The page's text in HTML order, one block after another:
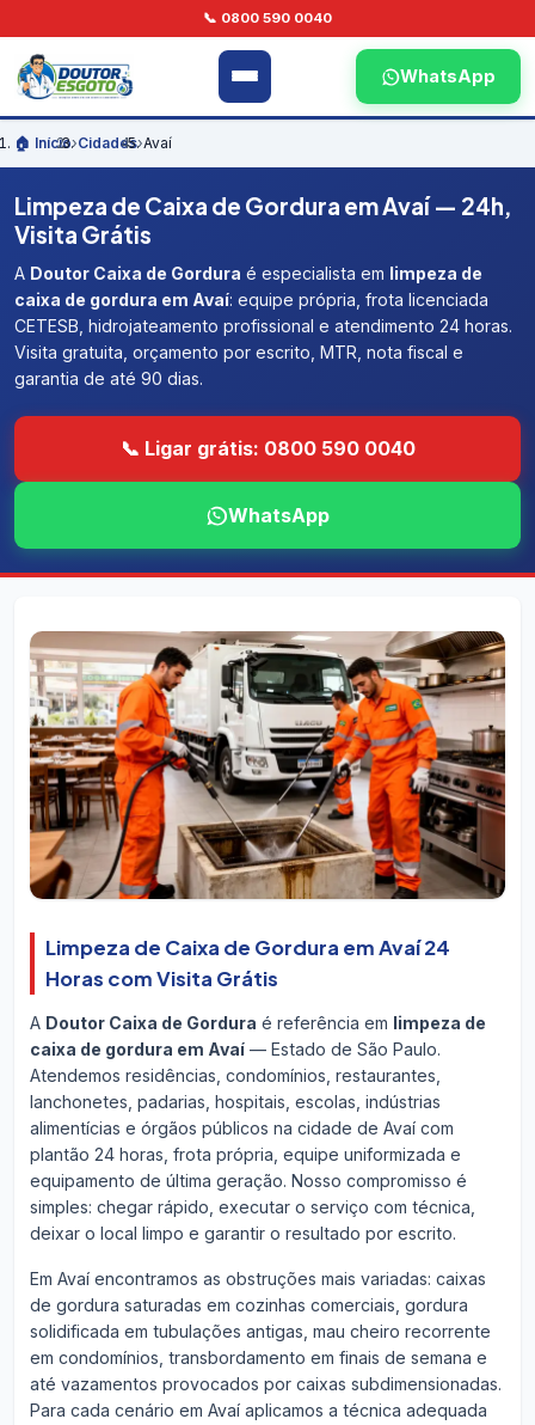
📞 0800 590 0040
WhatsApp
🏠 Início›Cidades›Avaí
Limpeza de Caixa de Gordura em Avaí — 24h,
Visita Grátis
A Doutor Caixa de Gordura é especialista em limpeza de
caixa de gordura em Avaí: equipe própria, frota licenciada
CETESB, hidrojateamento profissional e atendimento 24 horas.
Visita gratuita, orçamento por escrito, MTR, nota fiscal e
garantia de até 90 dias.
📞 Ligar grátis: 0800 590 0040
WhatsApp
Limpeza de Caixa de Gordura em Avaí 24
Horas com Visita Grátis
A Doutor Caixa de Gordura é referência em limpeza de
caixa de gordura em Avaí— Estado de São Paulo.
Atendemos residências, condomínios, restaurantes,
lanchonetes, padarias, hospitais, escolas, indústrias
alimentícias e órgãos públicos na cidade de Avaí com
plantão 24 horas, frota própria, equipe uniformizada e
equipamento de última geração. Nosso compromisso é
simples: chegar rápido, executar o serviço com técnica,
deixar o local limpo e garantir o resultado por escrito.
Em Avaí encontramos as obstruções mais variadas: caixas
de gordura saturadas em cozinhas comerciais, gordura
solidificada em tubulações antigas, mau cheiro recorrente
em condomínios, transbordamento em finais de semana e
até vazamentos provocados por caixas subdimensionadas.
Para cada cenário em Avaí aplicamos a técnica adequada